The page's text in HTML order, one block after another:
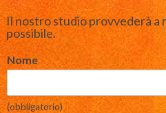
Il nostro studio provvederà a
possibile.
Nome
(obbligatorio)